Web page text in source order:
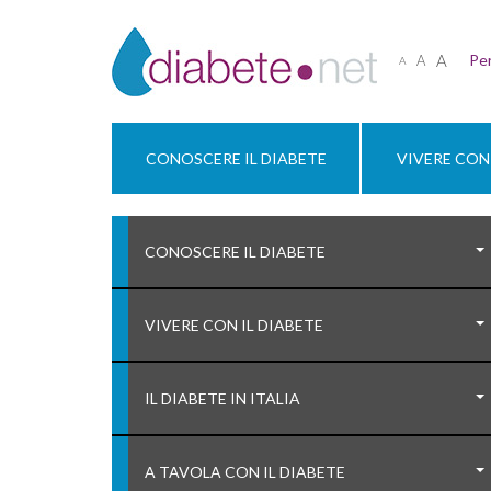
A A A
CONOSCERE IL DIABETE VIVERE
CONOSCERE IL DIABETE
VIVERE CON IL DIABETE
IL DIABETE IN ITALIA
A TAVOLA CON IL DIABETE